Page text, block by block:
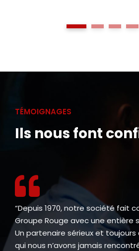
1 2 3 4
TÉMOIGNAGES
Ils nous font
“Depuis 1970, notre société fait
Groupe Rouge avec une entière
Un partenaire sérieux et toujours
qui nous n’avons jamais